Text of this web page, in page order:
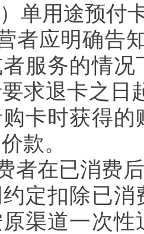
）单用途预付
者应明确告
服务的情
求退卡之日
卡时获得
款。
者在已消费
定扣除已消
渠道一次